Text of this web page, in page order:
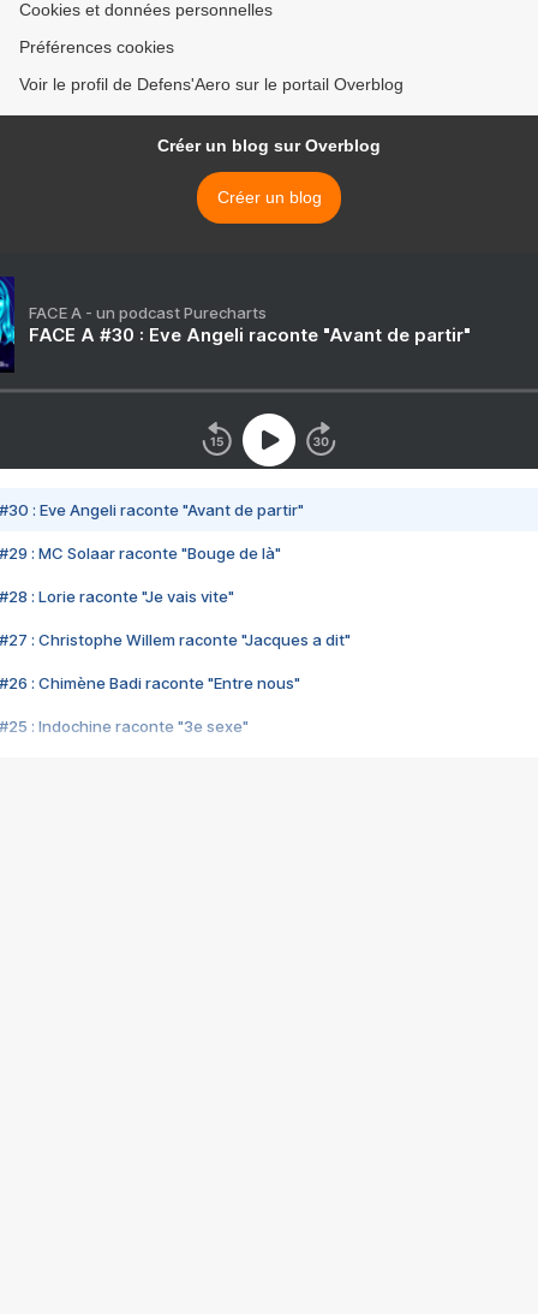
Cookies et données personnelles
Préférences cookies
Voir le profil de Defens'Aero sur le portail Overblog
Créer un blog sur Overblog
Créer un blog
FACE A - un podcast Purecharts
FACE A #30 : Eve Angeli raconte "Avant de partir"
#30 : Eve Angeli raconte "Avant de partir"
#29 : MC Solaar raconte "Bouge de là"
#28 : Lorie raconte "Je vais vite"
#27 : Christophe Willem raconte "Jacques a dit"
#26 : Chimène Badi raconte "Entre nous"
#25 : Indochine raconte "3e sexe"